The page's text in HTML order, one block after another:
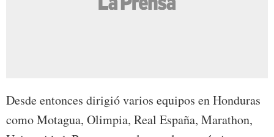
Desde entonces dirigió varios equipos en Honduras
como Motagua, Olimpia, Real España, Marathon,